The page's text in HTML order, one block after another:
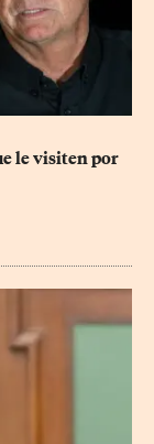
le visiten por